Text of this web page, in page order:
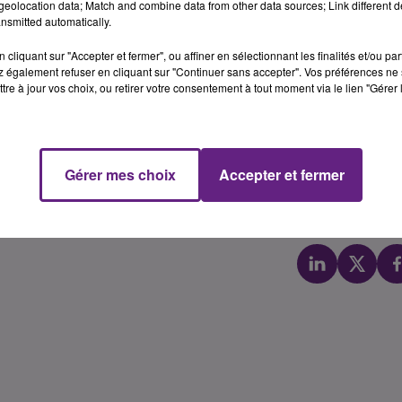
du-Pin (1995), elle a �galement connu des postes
l'am�nagement du territoire et de l'environnement
d�l�gu�e � l'�galit� des chances en Seine-
Deux-S�vres. En 2012, elle est nomm�e directrice
de retrouver, en avril 2014, un poste de pr�f�te pour
et c�te-d'oriennes ce lundi 4 janvier 2016 avec
de Dijon.
Yoann
data; Match and combine data from other data sources; Link different
automatically.
cliquant sur "Accepter et fermer", ou affiner en sélectionnant les finalités et/ou
également refuser en cliquant sur "Continuer sans accepter". Vos préférences
à jour vos choix, ou retirer votre consentement à tout moment via le lien
Gérer mes choix Accepter et fermer